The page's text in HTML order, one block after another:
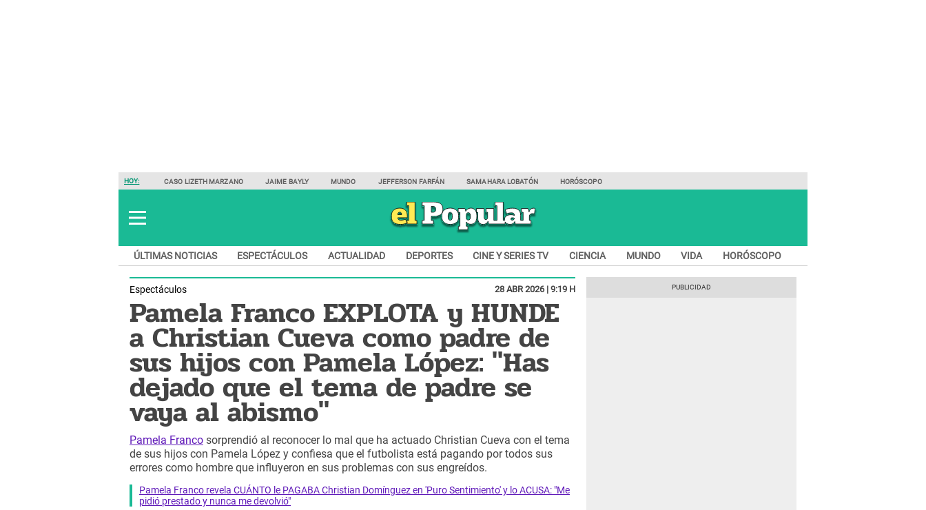
HOY: CASO LIZETH MARZANO JAIME BAYLY MUNDO JEFFERSON FARFÁN SAMAHARA LOBATÓN HORÓSCOPO
ÚLTIMAS NOTICIAS ESPECTÁCULOS ACTUALIDAD DEPORTES CINE Y SERIES TV CIENCIA MUNDO VIDA HORÓSCOPO
Espectáculos 28 ABR 2026 | 9:19 H
Pamela Franco EXPLOTA y HUNDE
a Christian Cueva como padre de
sus hijos con Pamela López: "Has
dejado que el tema de padre se
vaya al abismo"
Pamela Franco sorprendió al reconocer lo mal que ha actuado Christian Cueva con el tema
de sus hijos con Pamela López y confiesa que el futbolista está pagando por todos sus
errores como hombre que influyeron en sus problemas con sus engreídos.
Pamela Franco revela CUÁNTO le PAGABA Christian Domínguez en 'Puro Sentimiento' y lo ACUSA: "Me
pidió prestado y nunca me devolvió"